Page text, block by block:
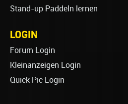
Stand-up Paddeln lernen
LOGIN
Forum Login
Kleinanzeigen Login
Quick Pic Login